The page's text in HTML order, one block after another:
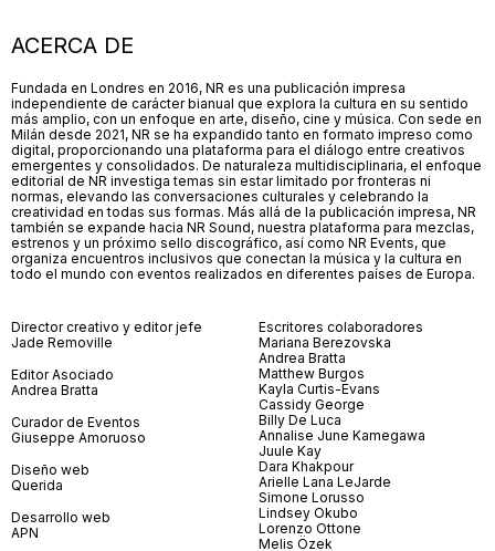
ACERCA DE
Fundada en Londres en 2016, NR es una publicación impresa
independiente de carácter bianual que explora la cultura en su sentido
más amplio, con un enfoque en arte, diseño, cine y música. Con sede en
Milán desde 2021, NR se ha expandido tanto en formato impreso como
digital, proporcionando una plataforma para el diálogo entre creativos
emergentes y consolidados. De naturaleza multidisciplinaria, el enfoque
editorial de NR investiga temas sin estar limitado por fronteras ni
normas, elevando las conversaciones culturales y celebrando la
creatividad en todas sus formas. Más allá de la publicación impresa, NR
también se expande hacia NR Sound, nuestra plataforma para mezclas,
estrenos y un próximo sello discográfico, así como NR Events, que
organiza encuentros inclusivos que conectan la música y la cultura en
todo el mundo con eventos realizados en diferentes países de Europa.
Director creativo y editor jefe
Jade Removille
Editor Asociado
Andrea Bratta
Curador de Eventos
Giuseppe Amoruoso
Diseño web
Querida
Desarrollo web
APN
Escritores colaboradores
Mariana Berezovska
Andrea Bratta
Matthew Burgos
Kayla Curtis-Evans
Cassidy George
Billy De Luca
Annalise June Kamegawa
Juule Kay
Dara Khakpour
Arielle Lana LeJarde
Simone Lorusso
Lindsey Okubo
Lorenzo Ottone
Melis Özek